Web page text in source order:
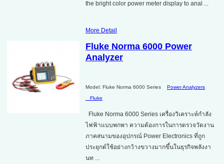
the bright color power meter display to anal ...
More Detail
Fluke Norma 6000 Power
Analyzer
Model: Fluke Norma 6000 Series
Power Analyzers
Fluke
Fluke Norma 6000 Series เครื่องวิเคราะห์กำลัง
ไฟฟ้าแบบพกพา ความต้องการในการตรวจวัดงาน
ภาคสนามของอุปกรณ์ Power Electronics ที่ถูก
ประยุกต์ใช้อย่างกว้างขวางมากขึ้นในธุรกิจพลังงา
นท ...